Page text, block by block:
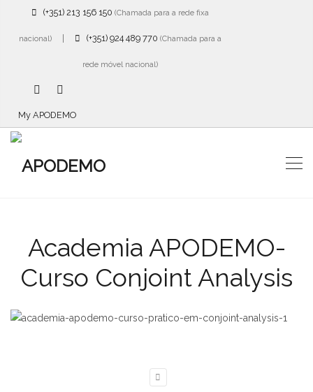
(+351) 213 156 150 (Chamada para a rede fixa
nacional)| (+351) 924 489 770 (Chamada para a
rede móvel nacional)
My APODEMO
Academia APODEMO-
Curso Conjoint Analysis